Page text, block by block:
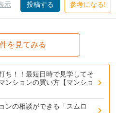
示 投稿する 参考になる!
を見てみる
ち！！最短日時で見学してそ
ンションの買い方【マンショ
ンの相談ができる「スムロ